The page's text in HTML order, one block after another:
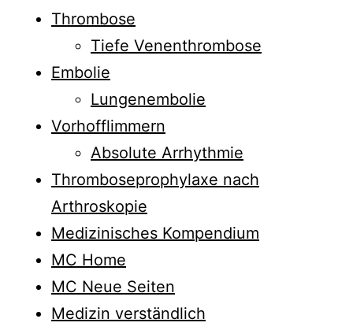
Thrombose
Tiefe Venenthrombose
Embolie
Lungenembolie
Vorhofflimmern
Absolute Arrhythmie
Thromboseprophylaxe nach
Arthroskopie
Medizinisches Kompendium
MC Home
MC Neue Seiten
Medizin verständlich